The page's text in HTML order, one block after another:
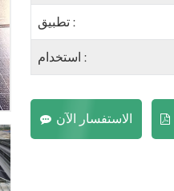
تطبيق :
استخدام :
الاستفسار الآن